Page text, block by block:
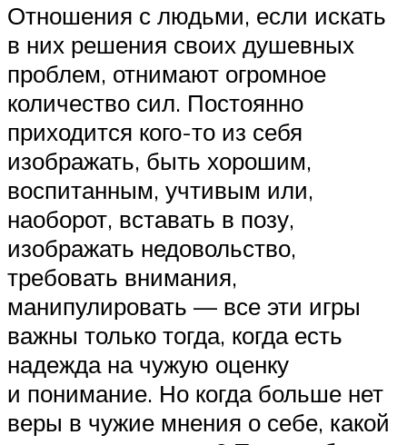
Отношения с людьми, если искать
в них решения своих душевных
проблем, отнимают огромное
количество сил. Постоянно
приходится кого-то из себя
изображать, быть хорошим,
воспитанным, учтивым или,
наоборот, вставать в позу,
изображать недовольство,
требовать внимания,
манипулировать — все эти игры
важны только тогда, когда есть
надежда на чужую оценку
и понимание. Но когда больше нет
веры в чужие мнения о себе, какой